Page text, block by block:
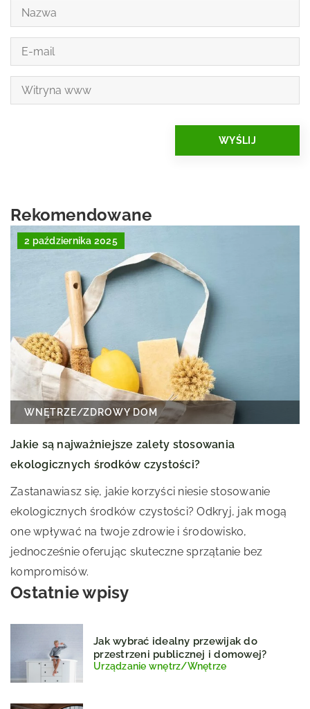
Rekomendowane
2 października 2025
WNĘTRZE/ZDROWY DOM
Jakie są najważniejsze zalety stosowania
ekologicznych środków czystości?
Zastanawiasz się, jakie korzyści niesie stosowanie
ekologicznych środków czystości? Odkryj, jak mogą
one wpływać na twoje zdrowie i środowisko,
jednocześnie oferując skuteczne sprzątanie bez
kompromisów.
Ostatnie wpisy
Jak wybrać idealny przewijak do
przestrzeni publicznej i domowej?
Urządzanie wnętrz/Wnętrze